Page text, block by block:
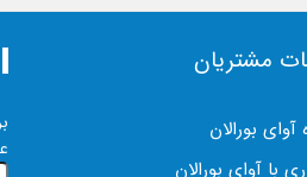
مشتریان
آوای بورالان
با آوای بورالان